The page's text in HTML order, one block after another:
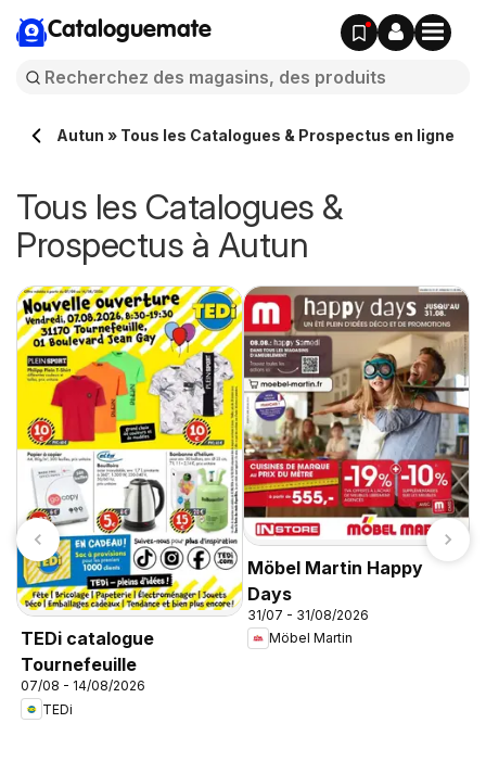
Cataloguemate
Autun » Tous les Catalogues & Prospectus en ligne
Tous les Catalogues &
Prospectus à Autun
TEDi catalogue
Tournefeuille
07/08 - 14/08/2026
TEDi
Möbel Martin Happy
Days
31/07 - 31/08/2026
Möbel Martin